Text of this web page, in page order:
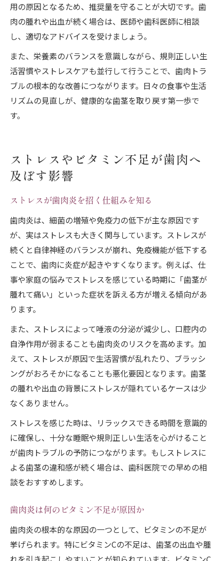
用の原因となるため、推奨量を守ることが大切です。歯
肉の腫れや出血が続く場合は、医師や歯科医師に相談
し、適切なアドバイスを受けましょう。
また、栄養素のバランスを意識しながら、規則正しい生
活習慣やストレスケアも並行して行うことで、歯肉トラ
ブルの根本的な改善につながります。日々の食事や生活
リズムの見直しが、健康的な歯茎を取り戻す第一歩で
す。
ストレスやビタミン不足が歯肉へ
及ぼす影響
ストレスが歯肉炎を招く仕組みを知る
歯肉炎は、細菌の増殖や免疫力の低下が主な原因です
が、実はストレスも大きく関与しています。ストレスが
続くと自律神経のバランスが崩れ、免疫機能が低下する
ことで、歯肉に炎症が起きやすくなります。例えば、仕
事や家庭の悩みでストレスを感じている時期に「歯茎が
腫れて痛い」といった症状を訴える方が増える傾向があ
ります。
また、ストレスによって唾液の分泌が減少し、口腔内の
自浄作用が弱まることも歯肉炎のリスクを高めます。加
えて、ストレスが原因で生活習慣が乱れたり、ブラッシ
ングがおろそかになることも悪化要因となります。歯茎
の腫れや出血の背景にストレスが隠れているケースは少
なくありません。
ストレスを感じた時は、リラックスできる時間を意識的
に確保し、十分な睡眠や規則正しい生活を心がけること
が歯肉トラブルの予防につながります。もしストレスに
よる歯茎の違和感が続く場合は、歯科医院での早めの相
談をおすすめします。
歯肉炎は何のビタミン不足が原因か
歯肉炎の根本的な原因の一つとして、ビタミンの不足が
挙げられます。特にビタミンCの不足は、歯茎の出血や腫